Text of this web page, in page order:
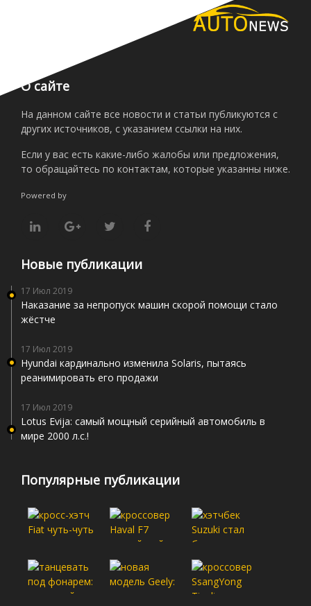
О сайте
На данном сайте все новости и статьи публикуются с
других источников, с указанием ссылки на них.
Если у вас есть какие-либо жалобы или предложения,
то обращайтесь по контактам, которые указанны ниже.
Powered by
Новые публикации
17 Июл 2019
Наказание за непропуск машин скорой помощи стало
жёстче
17 Июл 2019
Hyundai кардинально изменила Solaris, пытаясь
реанимировать его продажи
17 Июл 2019
Lotus Evija: самый мощный серийный автомобиль в
мире 2000 л.с.!
Популярные публикации